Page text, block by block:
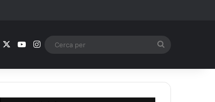
Facebook You TubeInstagram